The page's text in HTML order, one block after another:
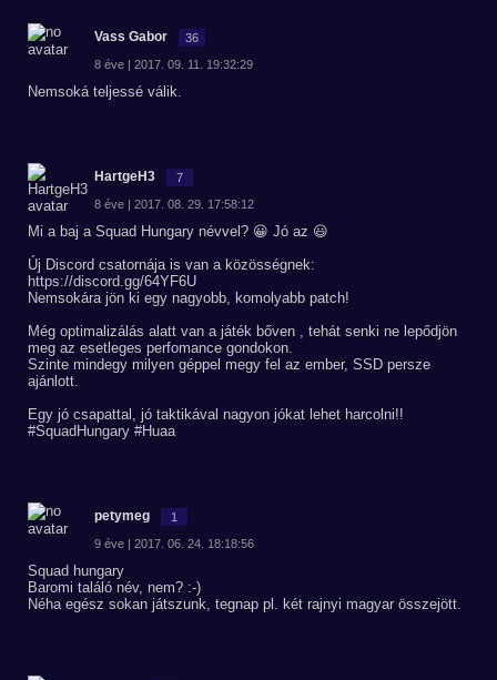
Vass Gabor 36
8 éve | 2017. 09. 11. 19:32:29
Nemsoká teljessé válik.
HartgeH3 7
8 éve | 2017. 08. 29. 17:58:12
Mi a baj a Squad Hungary névvel? 😀 Jó az 😃
Új Discord csatornája is van a közösségnek:
https://discord.gg/64YF6U
Nemsokára jön ki egy nagyobb, komolyabb patch!
Még optimalizálás alatt van a játék bőven , tehát senki ne lepődjön
meg az esetleges perfomance gondokon.
Szinte mindegy milyen géppel megy fel az ember, SSD persze
ajánlott.
Egy jó csapattal, jó taktikával nagyon jókat lehet harcolni!!
#SquadHungary #Huaa
petymeg 1
9 éve | 2017. 06. 24. 18:18:56
Squad hungary
Baromi találó név, nem? :-)
Néha egész sokan játszunk, tegnap pl. két rajnyi magyar összejött.